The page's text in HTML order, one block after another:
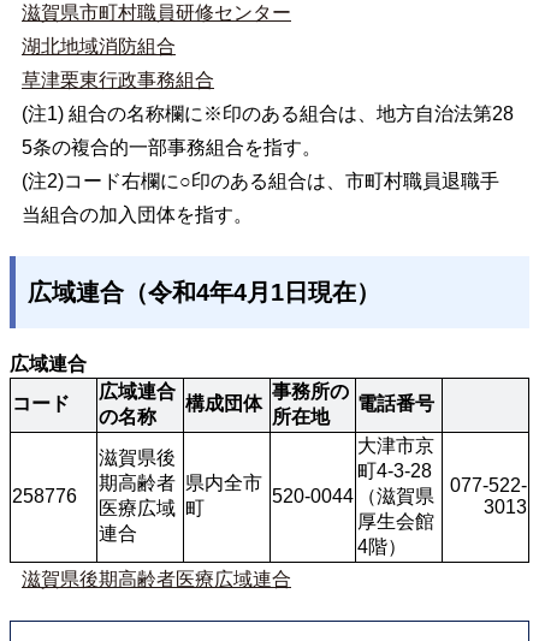
滋賀県市町村職員研修センター
湖北地域消防組合
草津栗東行政事務組合
(注1) 組合の名称欄に※印のある組合は、地方自治法第28
5条の複合的一部事務組合を指す。
(注2)コード右欄に○印のある組合は、市町村職員退職手
当組合の加入団体を指す。
広域連合（令和4年4月1日現在）
広域連合
コード
広域連合
の名称
構成団体
事務所の
所在地
電話番号
258776
滋賀県後
期高齢者
医療広域
連合
県内全市
町
520-0044
大津市京
町4-3-28
（滋賀県
厚生会館
4階）
077-522-
3013
滋賀県後期高齢者医療広域連合